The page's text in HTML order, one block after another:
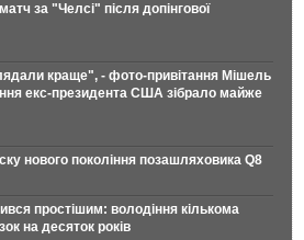
за "Челсі" після допінгової
краще", - фото-привітання Мішель
екс-президента США зібрало майже
нового покоління позашляховика Q8
простішим: володіння кількома
на десяток років